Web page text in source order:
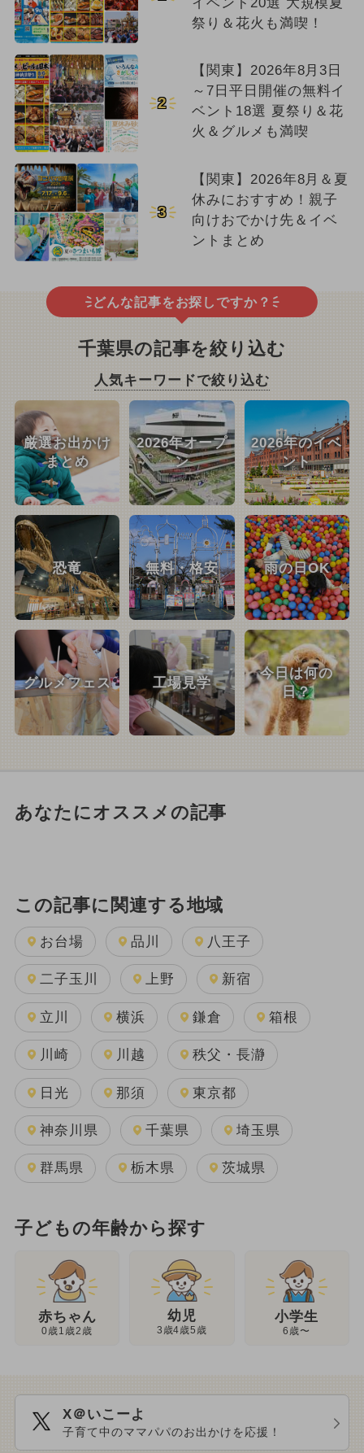
祭り＆花火も満喫！
2
【関東】2026年8月3日
～7日平日開催の無料イ
ベント18選 夏祭り＆花
火＆グルメも満喫
3
【関東】2026年8月＆夏
休みにおすすめ！親子
向けおでかけ先＆イベ
ントまとめ
どんな記事をお探しですか？
千葉県の記事を絞り込む
人気キーワードで絞り込む
厳選お出かけ
まとめ
2026年オープ
ン
2026年のイベ
ント
恐竜 無料・格安 雨の日OK
グルメフェス 工場見学
今日は何の
日？
あなたにオススメの記事
この記事に関連する地域
お台場 品川 八王子
二子玉川 上野 新宿
立川 横浜 鎌倉 箱根
川崎 川越 秩父・長瀞
日光 那須 東京都
神奈川県 千葉県 埼玉県
群馬県 栃木県 茨城県
子どもの年齢から探す
赤ちゃん
0歳1歳2歳
幼児
3歳4歳5歳
小学生
6歳〜
X＠いこーよ
子育て中のママパパのお出かけを応援！